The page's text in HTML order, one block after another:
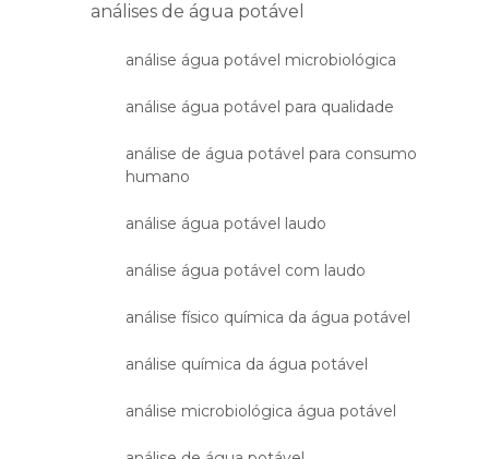
análises de água potável
análise água potável microbiológica
análise água potável para qualidade
análise de água potável para consumo
humano
análise água potável laudo
análise água potável com laudo
análise físico química da água potável
análise química da água potável
análise microbiológica água potável